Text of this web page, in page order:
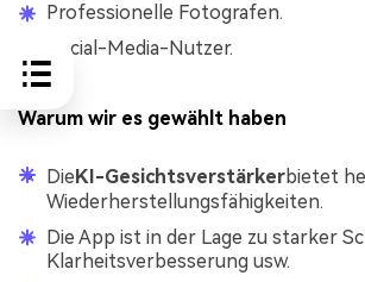
Professionelle Fotografen.
Social-Media-Nutzer.
Warum wir es gewählt haben
DieKI-Gesichtsverstärkerbietet
Wiederherstellungsfähigkeiten.
Die App ist in der Lage zu starker
Klarheitsverbesserung usw.